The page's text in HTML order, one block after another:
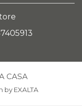
CASA
by EXALTA